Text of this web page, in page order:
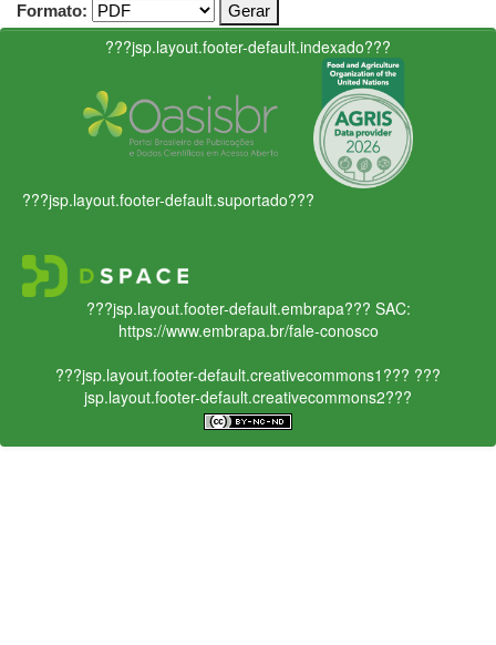
Formato:
???jsp.layout.footer-default.indexado???
???jsp.layout.footer-default.suportado???
???jsp.layout.footer-default.embrapa??? SAC:
https://www.embrapa.br/fale-conosco
???jsp.layout.footer-default.creativecommons1??? ???
jsp.layout.footer-default.creativecommons2???